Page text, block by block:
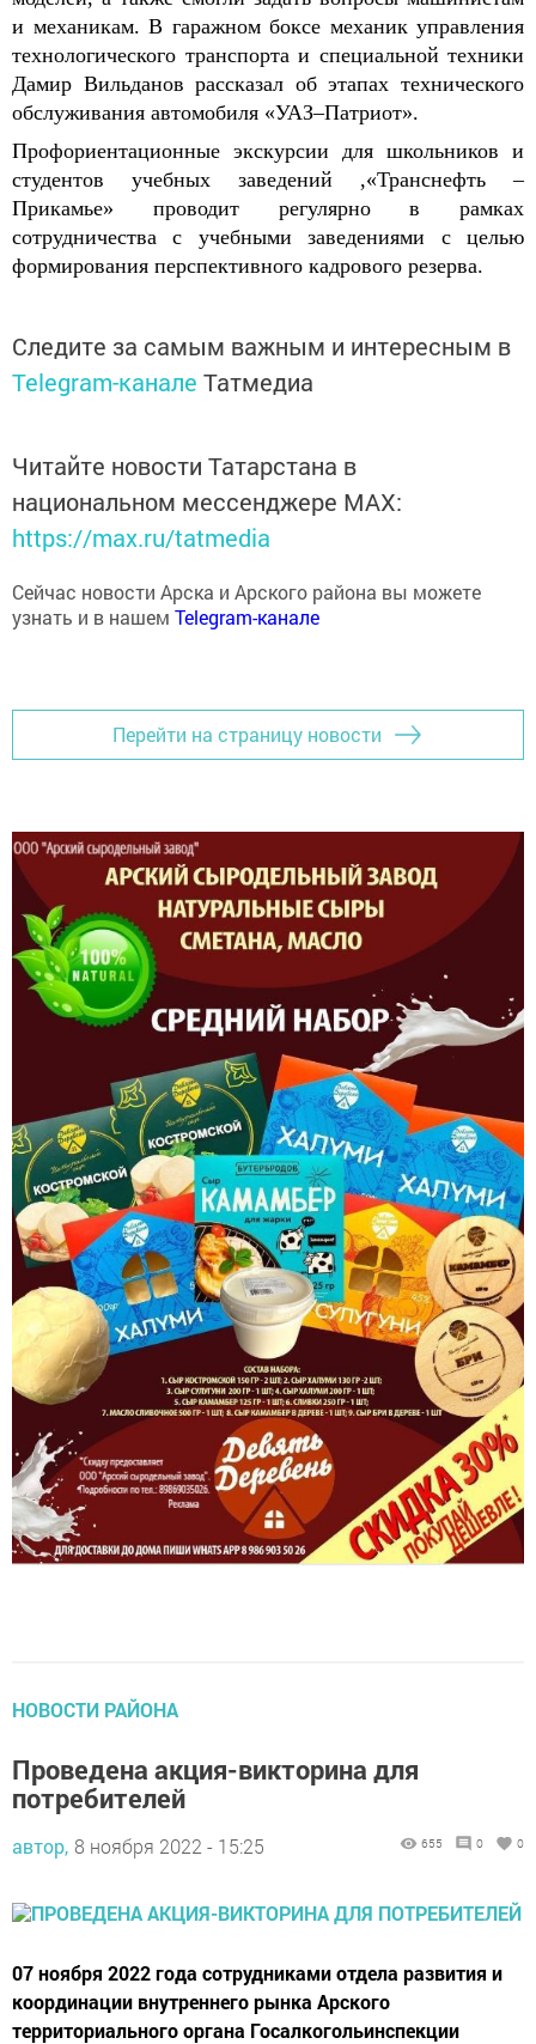
и механикам. В гаражном боксе механик управления
технологического транспорта и специальной техники
Дамир Вильданов рассказал об этапах технического
обслуживания автомобиля «УАЗ–Патриот».
Профориентационные экскурсии для школьников и
студентов учебных заведений ,«Транснефть –
Прикамье» проводит регулярно в рамках
сотрудничества с учебными заведениями с целью
формирования перспективного кадрового резерва.
Следите за самым важным и интересным в
Telegram-канале Татмедиа
Читайте новости Татарстана в
национальном мессенджере MАХ:
https://max.ru/tatmedia
Сейчас новости Арска и Арского района вы можете
узнать и в нашем Telegram-канале
Перейти на страницу новости
НОВОСТИ РАЙОНА
Проведена акция-викторина для
потребителей
автор, 8 ноября 2022 - 15:25 655 0 0
07 ноября 2022 года сотрудниками отдела развития и
координации внутреннего рынка Арского
территориального органа Госалкогольинспекции